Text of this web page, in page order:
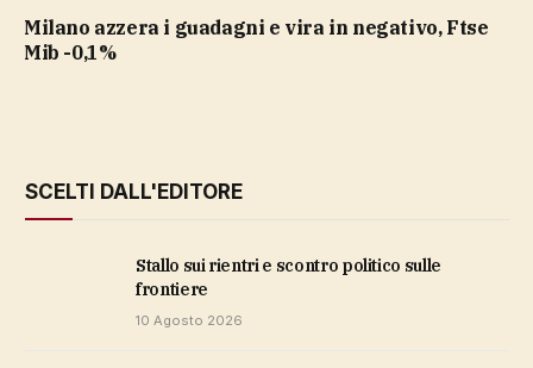
Milano azzera i guadagni e vira in negativo, Ftse
Mib -0,1%
SCELTI DALL'EDITORE
stallo sui rientri e scontro politico sulle
frontiere
10 Agosto 2026